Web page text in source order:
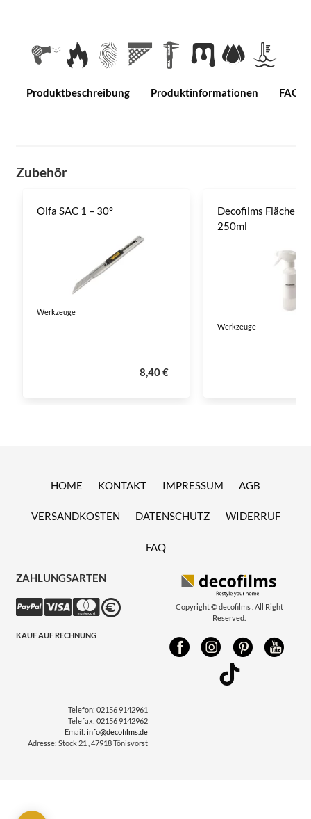
Produktbeschreibung Produktinformationen FAQ
Zubehör
Olfa SAC 1 – 30°
Werkzeuge
8,40 €
Decofilms
250ml
Werkzeuge
HOME KONTAKT IMPRESSUM AGB
VERSANDKOSTEN DATENSCHUTZ WIDERRUF
FAQ
ZAHLUNGSARTEN
KAUF AUF RECHNUNG
Copyright © decofilms . All Right
Reserved.
Telefon: 02156 9142961
Telefax: 02156 9142962
Email: info@decofilms.de
Adresse: Stock 21 , 47918 Tönisvorst